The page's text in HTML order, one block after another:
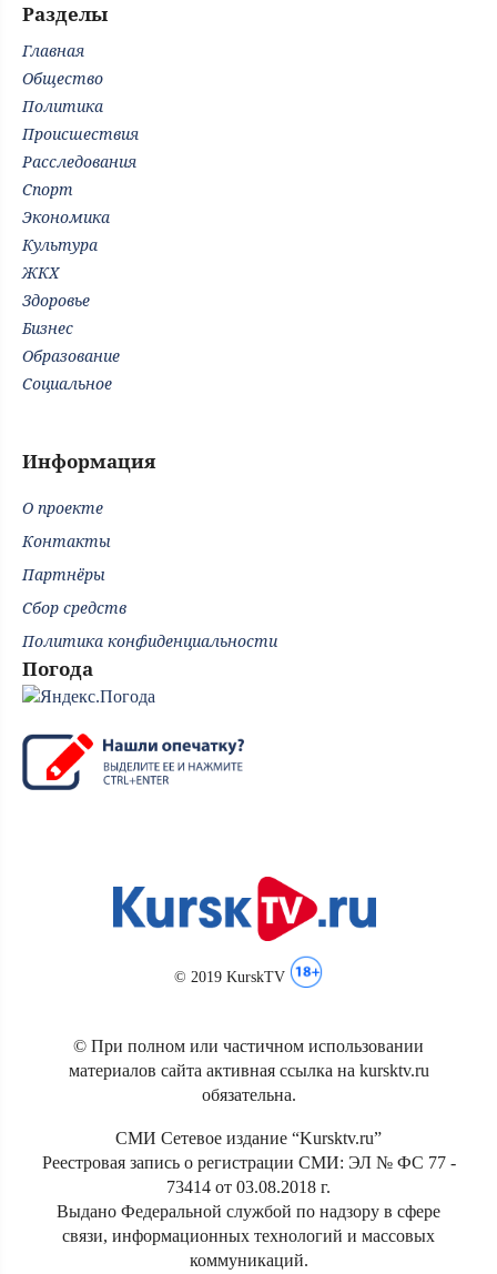
Разделы
Главная
Общество
Политика
Происшествия
Расследования
Спорт
Экономика
Культура
ЖКХ
Здоровье
Бизнес
Образование
Социальное
Информация
О проекте
Контакты
Партнёры
Сбор средств
Политика конфиденциальности
Погода
© 2019 KurskTV
© При полном или частичном использовании
материалов сайта активная ссылка на kursktv.ru
обязательна.
СМИ Сетевое издание “Kursktv.ru”
Реестровая запись о регистрации СМИ: ЭЛ № ФС 77 -
73414 от 03.08.2018 г.
Выдано Федеральной службой по надзору в сфере
связи, информационных технологий и массовых
коммуникаций.